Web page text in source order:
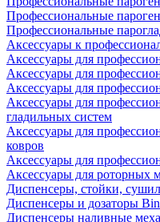
Профессиональные
Профессиональные
Аксессуары к
Аксессуары для
Аксессуары для
Аксессуары для
Аксессуары для
гладильных систем
Аксессуары для
ковров
Аксессуары для
Аксессуары для роторных
Диспенсеры, стойки,
Диспенсеры и дозаторы
Диспенсеры наливные